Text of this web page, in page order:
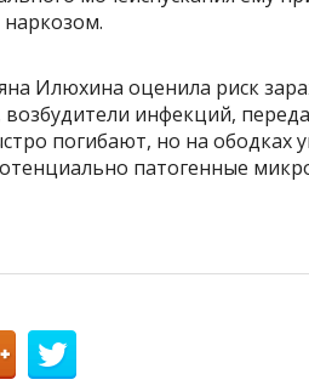
Илюхина оценила риск
возбудители инфекций,
погибают, но на ободках
патогенные